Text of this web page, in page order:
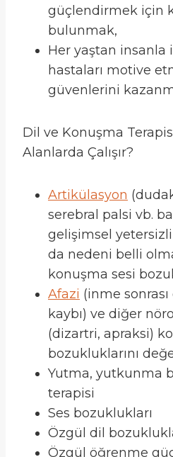
güçlendirmek için
bulunmak,
Her yaştan insanla
hastaları motive
güvenlerini
Dil ve Konuşma
Alanlarda Çalışır?
Artikülasyon
serebral palsi vb.
gelişimsel
da nedeni belli
konuşma sesi
Afazi (inme
kaybı) ve diğer
(dizartri, apraksi)
bozukluklarını
Yutma, yutkunma
terapisi
Ses bozuklukları
Özgül dil
Özgül öğrenme